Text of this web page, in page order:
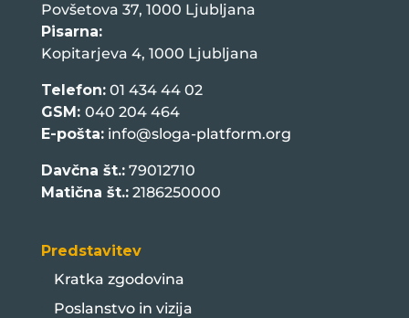
Povšetova 37, 1000 Ljubljana
Pisarna:
Kopitarjeva 4, 1000 Ljubljana
Telefon:01 434 44 02
GSM: 040 204 464
E-pošta: info@sloga-platform.org
Davčna št.:79012710
Matična št.:2186250000
Predstavitev
Kratka zgodovina
Poslanstvo in vizija